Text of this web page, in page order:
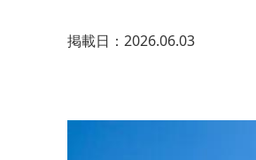
掲載日：2026.06.03